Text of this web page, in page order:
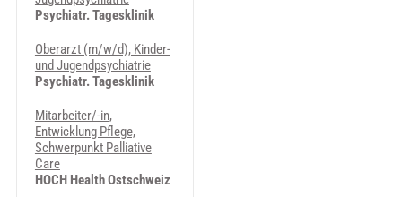
Psychiatr. Tagesklinik
Oberarzt (m/w/d), Kinder-
und Jugendpsychiatrie
Psychiatr. Tagesklinik
Mitarbeiter/-in,
Entwicklung Pflege,
Schwerpunkt Palliative
Care
HOCH Health Ostschweiz